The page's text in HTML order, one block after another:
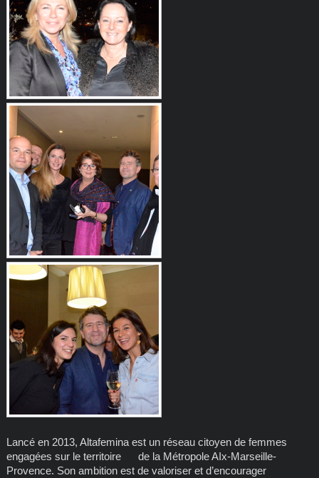
Lancé en 2013, Altafemina est un réseau citoyen de femmes
engagées sur le territoire de la Métropole AIx-Marseille-
Provence. Son ambition est de valoriser et d’encourager